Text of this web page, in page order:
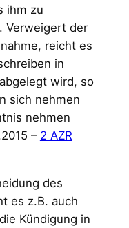
ihm zu
Verweigert der
reicht es
in
wird, so
sich nehmen
nehmen
– 2 AZR
des
es z.B. auch
Kündigung in